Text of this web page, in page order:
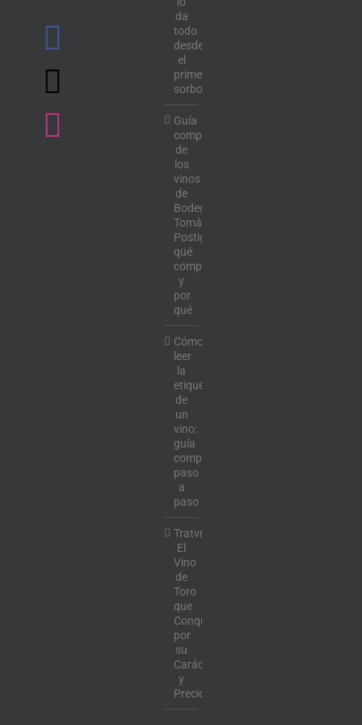
da
todo
desde
el
primer
sorbo
Guía
completa
de
los
vinos
de
Bodega
Tomás
Postigo:
qué
comprar
y
por
qué
Cómo
leer
la
etiqueta
de
un
vino:
guía
completa
paso
a
paso
Tratvm:
El
Vino
de
Toro
que
Conquista
por
su
Carácter
y
Precio